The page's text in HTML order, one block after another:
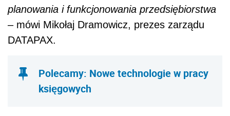
planowania i funkcjonowania przedsiębiorstwa
– mówi Mikołaj Dramowicz, prezes zarządu
DATAPAX.
Polecamy: Nowe technologie w pracy
księgowych